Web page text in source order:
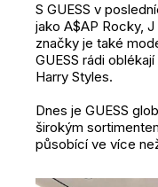
S GUESS v
jako A$AP Rocky,
značky je také
GUESS rádi
Harry Styles.
Dnes je GUESS
širokým
působící ve více